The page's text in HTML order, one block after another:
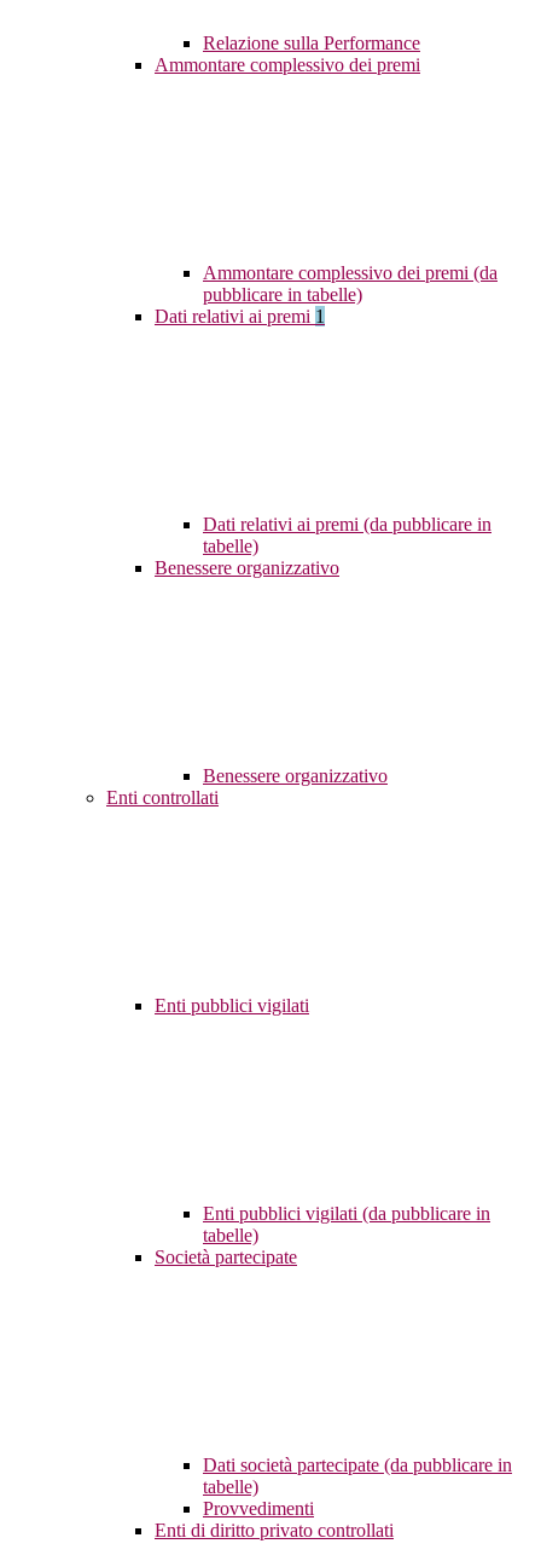
Relazione sulla Performance
Ammontare complessivo dei premi
Ammontare complessivo dei premi (da
pubblicare in tabelle)
Dati relativi ai premi 1
Dati relativi ai premi (da pubblicare in
tabelle)
Benessere organizzativo
Benessere organizzativo
Enti controllati
Enti pubblici vigilati
Enti pubblici vigilati (da pubblicare in
tabelle)
Società partecipate
Dati società partecipate (da pubblicare in
tabelle)
Provvedimenti
Enti di diritto privato controllati